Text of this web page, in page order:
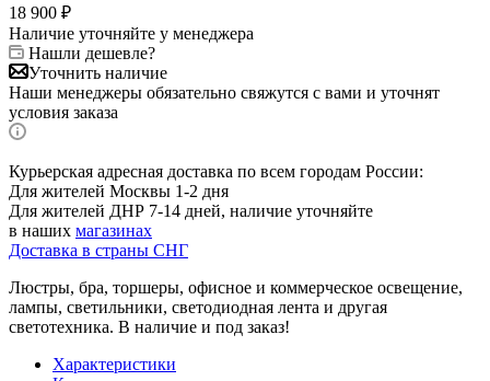
18 900 ₽
Наличие уточняйте у менеджера
Нашли дешевле?
Уточнить наличие
Наши менеджеры обязательно свяжутся с вами и уточнят
условия заказа
Курьерская адресная доставка по всем городам России:
Для жителей Москвы 1-2 дня
Для жителей ДНР 7-14 дней, наличие уточняйте
в наших магазинах
Доставка в страны СНГ
Люстры, бра, торшеры, офисное и коммерческое освещение,
лампы, светильники, светодиодная лента и другая
светотехника. В наличие и под заказ!
Характеристики